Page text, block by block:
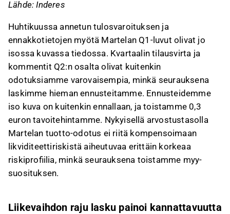
Tämä sisältö on tekoälyn tuottamaa. Anna siihen
Lähde: Inderes
Huhtikuussa annetun tulosvaroituksen ja
ennakkotietojen myötä Martelan Q1-luvut olivat jo
isossa kuvassa tiedossa. Kvartaalin tilausvirta ja
kommentit Q2:n osalta olivat kuitenkin
odotuksiamme varovaisempia, minkä seurauksena
laskimme hieman ennusteitamme. Ennusteidemme
iso kuva on kuitenkin ennallaan, ja toistamme 0,3
euron tavoitehintamme. Nykyisellä arvostustasolla
Martelan tuotto-odotus ei riitä kompensoimaan
likviditeettiriskistä aiheutuvaa erittäin korkeaa
riskiprofiilia, minkä seurauksena toistamme myy-
suosituksen.
Liikevaihdon raju lasku painoi kannattavuutta